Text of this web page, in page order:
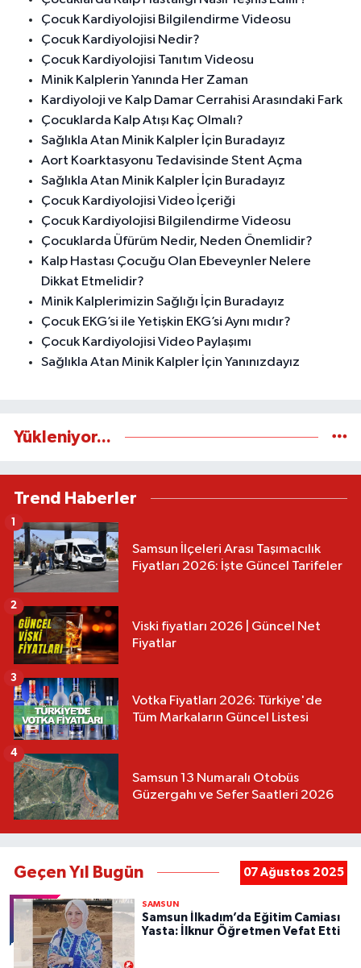
Çocuk Kardiyolojisi Bilgilendirme Videosu
Çocuk Kardiyolojisi Nedir?
Çocuk Kardiyolojisi Tanıtım Videosu
Minik Kalplerin Yanında Her Zaman
Kardiyoloji ve Kalp Damar Cerrahisi Arasındaki Fark
Çocuklarda Kalp Atışı Kaç Olmalı?
Sağlıkla Atan Minik Kalpler İçin Buradayız
Aort Koarktasyonu Tedavisinde Stent Açma
Sağlıkla Atan Minik Kalpler İçin Buradayız
Çocuk Kardiyolojisi Video İçeriği
Çocuk Kardiyolojisi Bilgilendirme Videosu
Çocuklarda Üfürüm Nedir, Neden Önemlidir?
Kalp Hastası Çocuğu Olan Ebeveynler Nelere
Dikkat Etmelidir?
Minik Kalplerimizin Sağlığı İçin Buradayız
Çocuk EKG’si ile Yetişkin EKG’si Aynı mıdır?
Çocuk Kardiyolojisi Video Paylaşımı
Sağlıkla Atan Minik Kalpler İçin Yanınızdayız
Yükleniyor...
Trend Haberler
Samsun İlçeleri Arası Taşımacılık
Fiyatları 2026: İşte Güncel Tarifeler
1
Viski fiyatları 2026 | Güncel Net
Fiyatlar
2
Votka Fiyatları 2026: Türkiye'de
Tüm Markaların Güncel Listesi
3
Samsun 13 Numaralı Otobüs
Güzergahı ve Sefer Saatleri 2026
4
Geçen Yıl Bugün 07 Ağustos 2025
SAMSUN
Samsun İlkadım’da Eğitim Camiası
Yasta: İlknur Öğretmen Vefat Etti